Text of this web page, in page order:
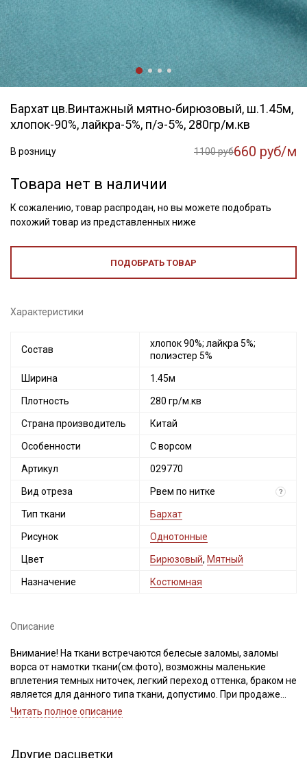
Бархат цв.Винтажный мятно-бирюзовый, ш.1.45м,
хлопок-90%, лайкра-5%, п/э-5%, 280гр/м.кв
В розницу 1100 руб660 руб/м
Товара нет в наличии
К сожалению, товар распродан, но вы можете подобрать
похожий товар из представленных ниже
ПОДОБРАТЬ ТОВАР
Характеристики
Состав
хлопок 90%; лайкра 5%;
полиэстер 5%
Ширина 1.45м
Плотность 280 гр/м.кв
Страна производитель Китай
Особенности С ворсом
Артикул 029770
Вид отреза Рвем по нитке ?
Тип ткани Бархат
Рисунок Однотонные
Цвет Бирюзовый, Мятный
Назначение Костюмная
Описание
Внимание! На ткани встречаются белесые заломы, заломы
ворса от намотки ткани(см.фото), возможны маленькие
вплетения темных ниточек, легкий переход оттенка, браком не
является для данного типа ткани, допустимо. При продаже
ткань рвем по нитке, в целях избежания перекоса ткани при
Просим учитывать это при вашем заказе!
Читать полное описание
Другие расцветки